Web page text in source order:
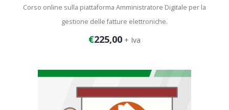
Corso online sulla piattaforma Amministratore Digitale per la
gestione delle fatture elettroniche.
Durata corso: 4 ore
€225,00 + Iva